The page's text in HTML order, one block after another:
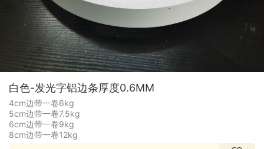
白色-发光字铝边条厚度0.6MM
4cm边带一卷6kg
5cm边带一卷7.5kg
6cm边带一卷9kg
8cm边带一卷12kg